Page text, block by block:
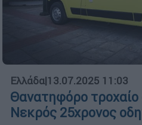
Ελλάδα|13.07.2025 11:03
Θανατηφόρο τροχαίο
Νεκρός 25χρονος